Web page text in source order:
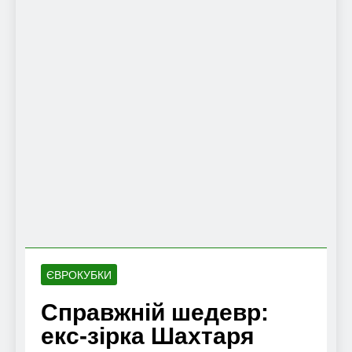
ЄВРОКУБКИ
Справжній шедевр:
екс-зірка Шахтаря